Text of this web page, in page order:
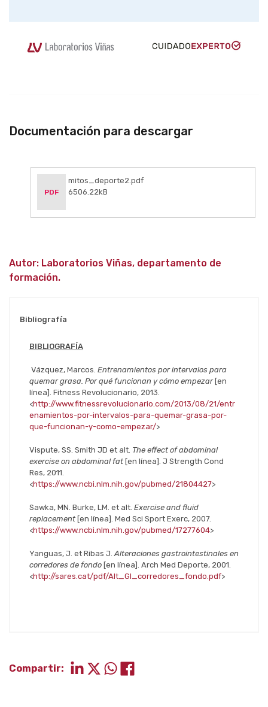
Documentación para descargar
PDF
mitos_deporte2.pdf
6506.22kB
Autor: Laboratorios Viñas, departamento de
formación.
Bibliografía
BIBLIOGRAFÍA
Vázquez, Marcos. Entrenamientos por intervalos para
quemar grasa. Por qué funcionan y cómo empezar[en
línea]. Fitness Revolucionario, 2013.
<http://www.fitnessrevolucionario.com/2013/08/21/entr
enamientos-por-intervalos-para-quemar-grasa-por-
que-funcionan-y-como-empezar/>
Vispute, SS. Smith JD et alt. The effect of abdominal
exercise on abdominal fat [en línea]. J Strength Cond
Res, 2011.
<https://www.ncbi.nlm.nih.gov/pubmed/21804427>
Sawka, MN. Burke, LM. et alt. Exercise and fluid
replacement [en línea]. Med Sci Sport Exerc, 2007.
<https://www.ncbi.nlm.nih.gov/pubmed/17277604>
Yanguas, J. et Ribas J. Alteraciones gastrointestinales en
corredores de fondo [en línea]. Arch Med Deporte, 2001.
<http://sares.cat/pdf/Alt_GI_corredores_fondo.pdf>
Compartir: